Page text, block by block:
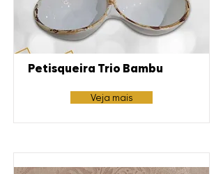
Petisqueira Trio Bambu
Veja mais